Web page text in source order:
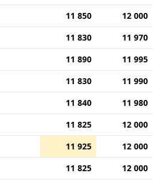
11 850
12 000
11 830
11 970
11 890
11 995
11 830
11 990
11 840
11 980
11 825
12 000
11 925
12 000
11 825
12 000